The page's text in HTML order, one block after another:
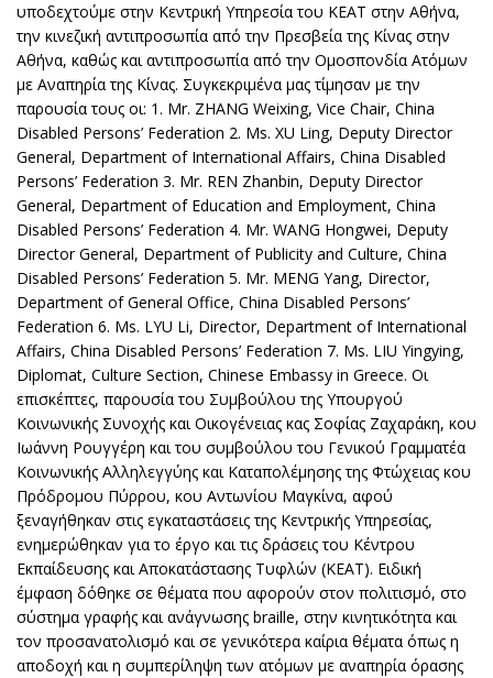
υποδεχτούμε στην Κεντρική Υπηρεσία του ΚΕΑΤ στην Αθήνα,
την κινεζική αντιπροσωπία από την Πρεσβεία της Κίνας στην
Αθήνα, καθώς και αντιπροσωπία από την Ομοσπονδία Ατόμων
με Αναπηρία της Κίνας. Συγκεκριμένα μας τίμησαν με την
παρουσία τους οι: 1. Mr. ZHANG Weixing, Vice Chair, China
Disabled Persons’ Federation 2. Ms. XU Ling, Deputy Director
General, Department of International Affairs, China Disabled
Persons’ Federation 3. Mr. REN Zhanbin, Deputy Director
General, Department of Education and Employment, China
Disabled Persons’ Federation 4. Mr. WANG Hongwei, Deputy
Director General, Department of Publicity and Culture, China
Disabled Persons’ Federation 5. Mr. MENG Yang, Director,
Department of General Office, China Disabled Persons’
Federation 6. Ms. LYU Li, Director, Department of International
Affairs, China Disabled Persons’ Federation 7. Ms. LIU Yingying,
Diplomat, Culture Section, Chinese Embassy in Greece. Οι
επισκέπτες, παρουσία του Συμβούλου της Υπουργού
Κοινωνικής Συνοχής και Οικογένειας κας Σοφίας Ζαχαράκη, κου
Ιωάννη Ρουγγέρη και του συμβούλου του Γενικού Γραμματέα
Κοινωνικής Αλληλεγγύης και Καταπολέμησης της Φτώχειας κου
Πρόδρομου Πύρρου, κου Αντωνίου Μαγκίνα, αφού
ξεναγήθηκαν στις εγκαταστάσεις της Κεντρικής Υπηρεσίας,
ενημερώθηκαν για το έργο και τις δράσεις του Κέντρου
Εκπαίδευσης και Αποκατάστασης Τυφλών (ΚΕΑΤ). Ειδική
έμφαση δόθηκε σε θέματα που αφορούν στον πολιτισμό, στο
σύστημα γραφής και ανάγνωσης braille, στην κινητικότητα και
τον προσανατολισμό και σε γενικότερα καίρια θέματα όπως η
αποδοχή και η συμπερίληψη των ατόμων με αναπηρία όρασης